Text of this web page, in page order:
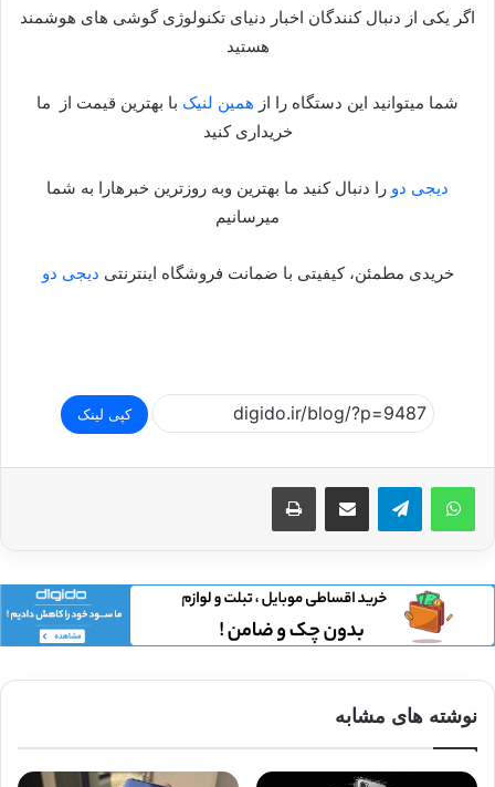
اگر یکی از دنبال کنندگان اخبار دنیای تکنولوژی گوشی های هوشمند
هستید
شما میتوانید این دستگاه را از همین لنیک با بهترین قیمت از ما
خریداری کنید
دیجی دو را دنبال کنید ما بهترین وبه روزترین خبرهارا به شما
میرسانیم
خریدی مطمئن، کیفیتی با ضمانت فروشگاه اینترنتی دیجی دو
کپی لینک
اشتراک گذاری از طریق ایمیل چاپ
نوشته های مشابه